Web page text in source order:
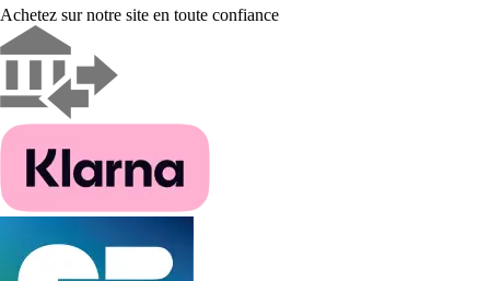
Achetez sur notre site en toute confiance